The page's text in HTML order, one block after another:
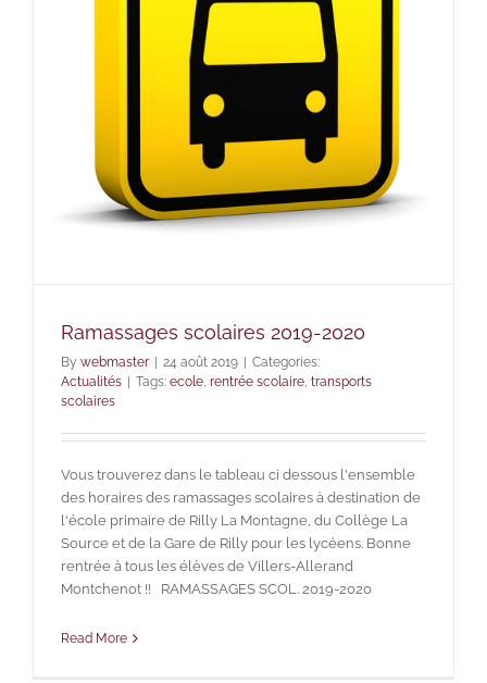
Ramassages scolaires 2019-2020
By webmaster 24 août 2019
Categories:
Actualités
Tags: ecole, rentrée scolaire, transports
scolaires
Vous trouverez dans le tableau ci dessous l'ensemble
des horaires des ramassages scolaires à destination de
l'école primaire de Rilly La Montagne, du Collège La
Source et de la Gare de Rilly pour les lycéens. Bonne
rentrée à tous les élèves de Villers-Allerand
Montchenot !! RAMASSAGES SCOL. 2019-2020
Read More